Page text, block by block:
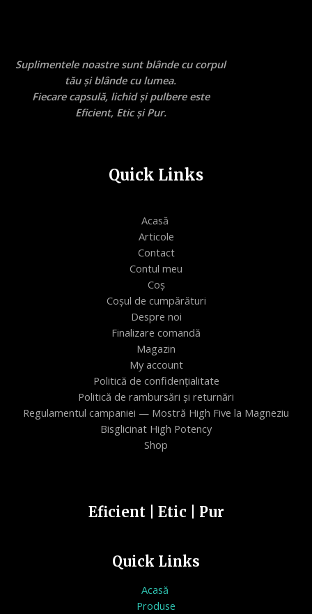
Suplimentele noastre sunt blânde cu corpul
tău și blânde cu lumea.
Fiecare capsulă, lichid și pulbere este
Eficient, Etic și Pur.
Quick Links
Acasă
Articole
Contact
Contul meu
Coș
Coșul de cumpărături
Despre noi
Finalizare comandă
Magazin
My account
Politică de confidențialitate
Politică de rambursări și returnări
Regulamentul campaniei — Mostră High Five la Magneziu
Bisglicinat High Potency
Shop
Eficient | Etic | Pur
Quick Links
Acasă
Produse